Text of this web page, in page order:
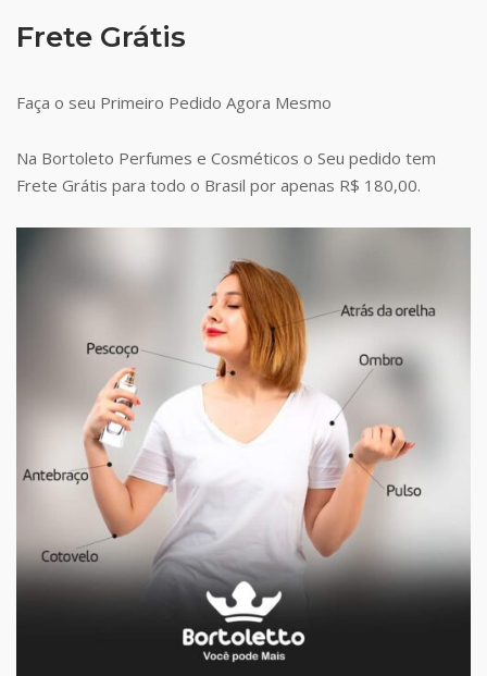
Frete Grátis
Faça o seu Primeiro Pedido Agora Mesmo
Na Bortoleto Perfumes e Cosméticos o Seu pedido tem
Frete Grátis para todo o Brasil por apenas R$ 180,00.